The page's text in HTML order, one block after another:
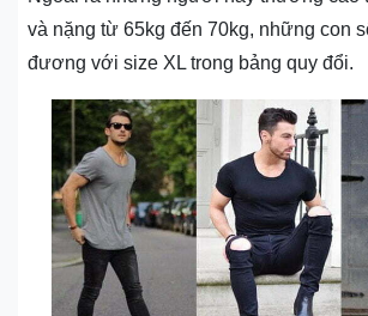
và nặng từ 65kg đến 70kg, những con
đương với size XL trong bảng quy đổi.